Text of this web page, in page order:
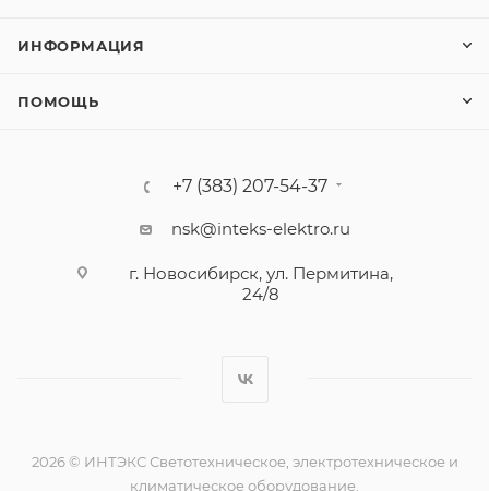
ИНФОРМАЦИЯ
ПОМОЩЬ
+7 (383) 207-54-37
nsk@inteks-elektro.ru
г. Новосибирск, ул. Пермитина,
24/8
2026 © ИНТЭКС Светотехническое, электротехническое и
климатическое оборудование.